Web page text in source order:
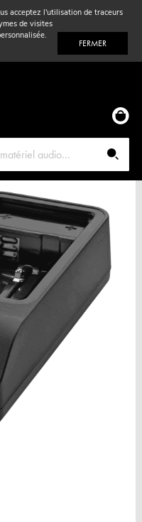
acceptez l'utilisation de traceurs
de visites
FERMER